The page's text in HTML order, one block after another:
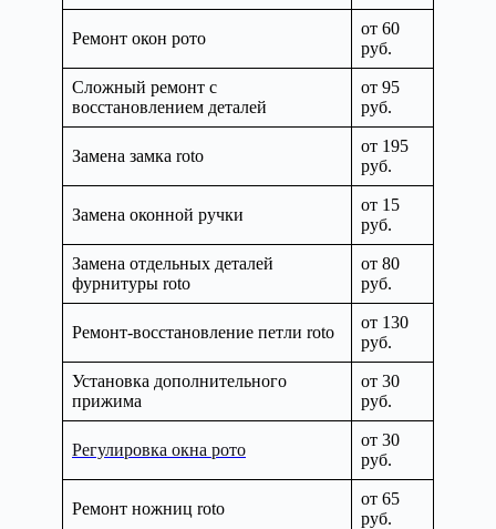
Ремонт окон рото
от 60
руб.
Сложный ремонт с
восстановлением деталей
от 95
руб.
Замена замка roto
от 195
руб.
Замена оконной ручки
от 15
руб.
Замена отдельных деталей
фурнитуры roto
от 80
руб.
Ремонт-восстановление петли roto
от 130
руб.
Установка дополнительного
прижима
от 30
руб.
Регулировка окна рото
от 30
руб.
Ремонт ножниц roto
от 65
руб.